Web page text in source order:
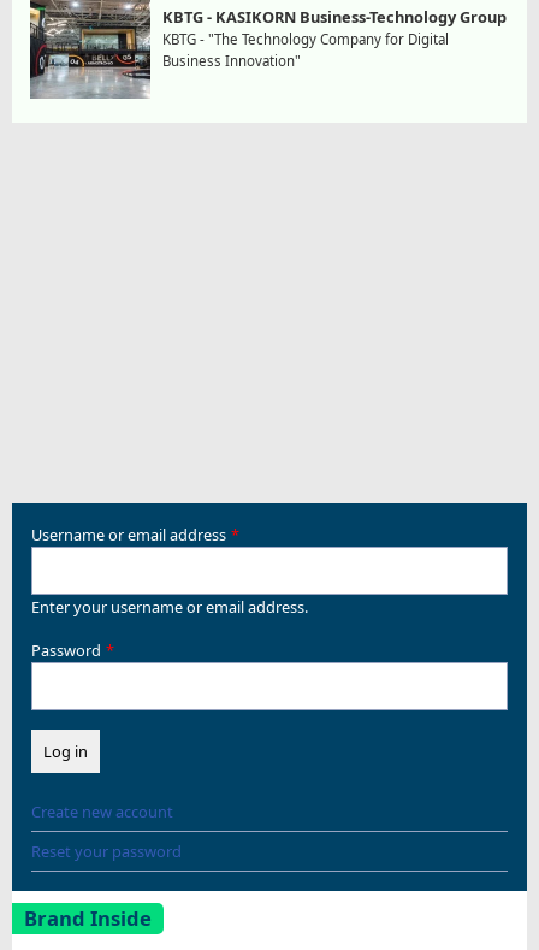
KBTG - KASIKORN Business-Technology Group
KBTG - "The Technology Company for Digital
Business Innovation"
Username or email address
Enter your username or email address.
Password
Create new account
Reset your password
Brand Inside